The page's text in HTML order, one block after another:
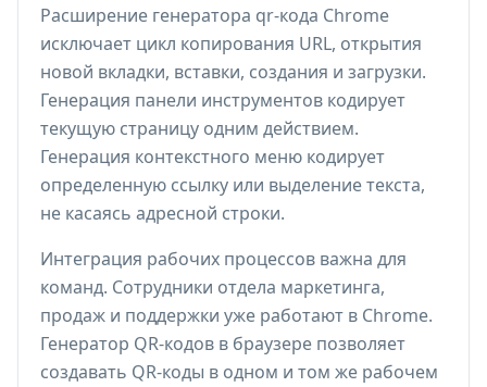
Расширение генератора qr-кода Chrome
исключает цикл копирования URL, открытия
новой вкладки, вставки, создания и загрузки.
Генерация панели инструментов кодирует
текущую страницу одним действием.
Генерация контекстного меню кодирует
определенную ссылку или выделение текста,
не касаясь адресной строки.
Интеграция рабочих процессов важна для
команд. Сотрудники отдела маркетинга,
продаж и поддержки уже работают в Chrome.
Генератор QR-кодов в браузере позволяет
создавать QR-коды в одном и том же рабочем